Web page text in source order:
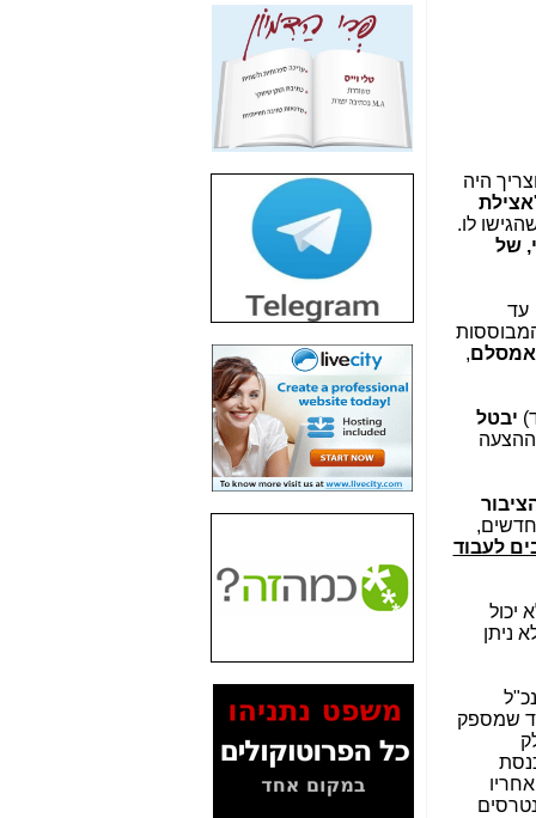
היה
אצילת
לו.
של
עד
אמסלם,
יבטל
ההצעה
לעבוד
יכול
ניתן
שמספק
"יש אפליה בחקירה"?
חשיפה: למה השר
משה כחלון לא נחקר
עד היום? -
כאן
חשיפת חשד לשחיתות
הדומה לזו של "תיק
הסלולר -כאן
חשיפת מה שלא
רוצים שתדעו בעניין
פריסת אנלימיטד
(בניחוח בלתי נסבל) -
כאן
חשיפה: איוב קרא
אישר לקבוצת סלקום
בדיוק מה שביבי אישר
כאן
האם השר איוב קרא
היה צריך בכלל לחתום
האם ביבי וקרא קבלו
בכלל תמורה עבור
ההטבות הרגולטוריות
Yes (תיק 4000)
מוכיחים "תפירת תיק"
לאיש הלא נכון! -כאן
עובדות ומסמכים